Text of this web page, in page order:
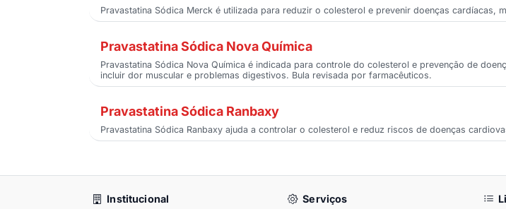
Pravastatina Sódica Merck é utilizada para reduzir o colesterol e prevenir doenças cardíacas,
Pravastatina Sódica Nova Química
Pravastatina Sódica Nova Química é indicada para controle do colesterol e prevenção de
incluir dor muscular e problemas digestivos. Bula revisada por farmacêuticos.
Pravastatina Sódica Ranbaxy
Pravastatina Sódica Ranbaxy ajuda a controlar o colesterol e reduz riscos de doenças
Institucional
Serviços